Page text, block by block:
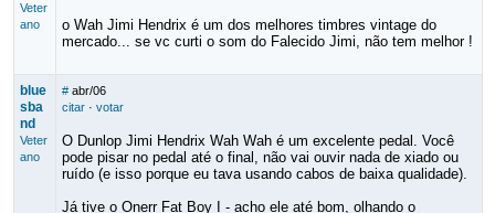
Veter
ano
o Wah Jimi Hendrix é um dos melhores timbres vintage do
mercado... se vc curti o som do Falecido Jimi, não tem melhor !
blue
sba
nd
Veter
ano
# abr/06
citar· votar
O Dunlop Jimi Hendrix Wah Wah é um excelente pedal. Você
pode pisar no pedal até o final, não vai ouvir nada de xiado ou
ruído (e isso porque eu tava usando cabos de baixa qualidade).
Já tive o Onerr Fat Boy I - acho ele até bom, olhando o